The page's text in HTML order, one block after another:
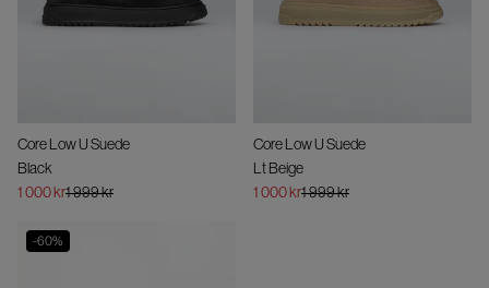
Core Low U Suede
Black
1 000 kr1 999 kr
Core Low U Suede
Lt Beige
1 000 kr1 999 kr
-60%